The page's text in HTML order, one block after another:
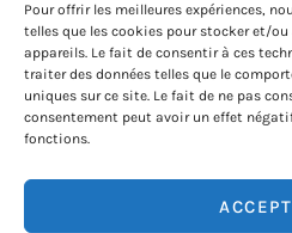
Pour offrir les meilleures expériences,
telles que les cookies pour stocker et/
appareils. Le fait de consentir à ces
traiter des données telles que le
uniques sur ce site. Le fait de ne pas
consentement peut avoir un effet
fonctions.